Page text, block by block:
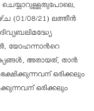
ചെയ്യാറുള്ളതുപോലെ,
(01/08/21) ലത്തീൻ
യോഹന്നാൻറെ
അതായത്, താൻ
ഒരിക്കലും
ഒരിക്കലും